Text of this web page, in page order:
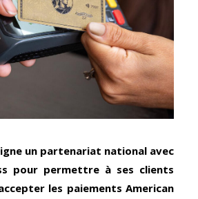
un partenariat national avec
pour permettre à ses clients
les paiements American